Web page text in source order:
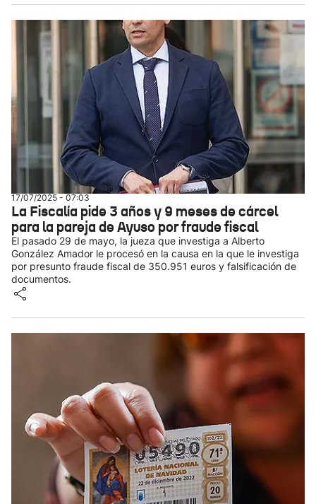
17/07/2025 - 07:03
La Fiscalía pide 3 años y 9 meses de cárcel
para la pareja de Ayuso por fraude fiscal
El pasado 29 de mayo, la jueza que investiga a Alberto
González Amador le procesó en la causa en la que le investiga
por presunto fraude fiscal de 350.951 euros y falsificación de
documentos.